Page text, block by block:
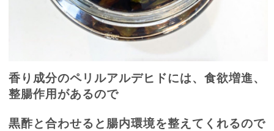
香り成分のペリルアルデヒドには、食欲増進、
整腸作用があるので
黒酢と合わせると腸内環境を整えてくれるので